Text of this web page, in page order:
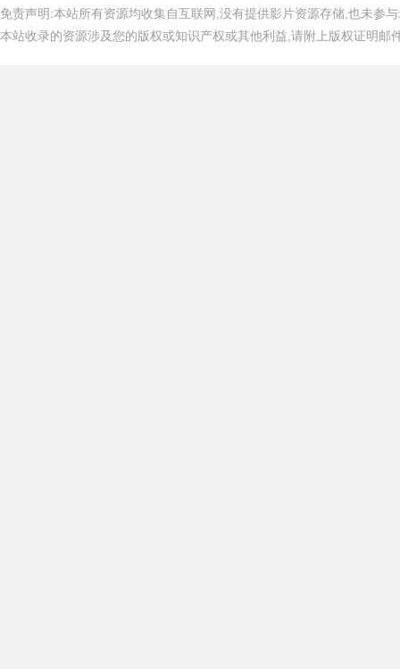
免责声明:本站所有资源均收集自互联网,没有提供影片资源存储,也未参
本站收录的资源涉及您的版权或知识产权或其他利益,请附上版权证明